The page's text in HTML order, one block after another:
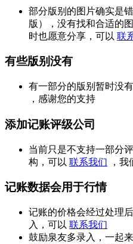
部分版别的图片确实是
版），没有找和合适的
时也愿意分享，可以 联
有些版别没有
有一部分的版别暂时没
，感谢您的支持
添加记账评级公司
当前只是不支持一部分
构，可以 联系我们 ，我
记账数据会用于行情
记账的价格会经过处理
入，可以 联系我们
鼓励泉友多录入，一起